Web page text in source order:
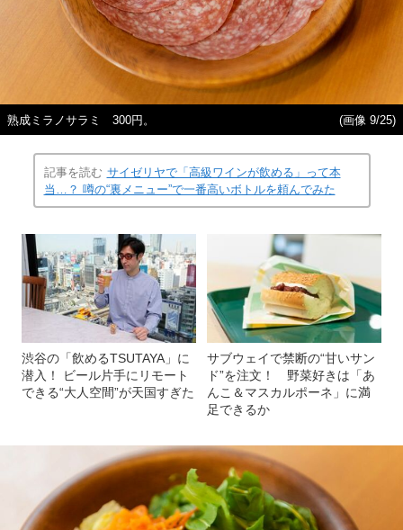
熟成ミラノサラミ 300円。 (画像 9/25)
記事を読む サイゼリヤで「高級ワインが飲める」って本
当…？ 噂の“裏メニュー”で一番高いボトルを頼んでみた
渋谷の「飲めるTSUTAYA」に
潜入！ ビール片手にリモート
できる“大人空間”が天国すぎた
サブウェイで禁断の“甘いサン
ド”を注文！ 野菜好きは「あ
んこ＆マスカルポーネ」に満
足できるか